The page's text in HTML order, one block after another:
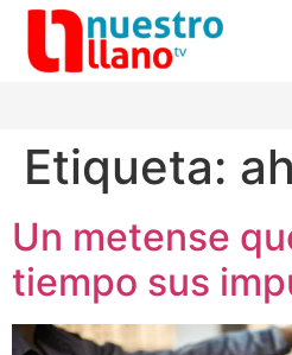
Etiqueta:
Un metense
tiempo sus